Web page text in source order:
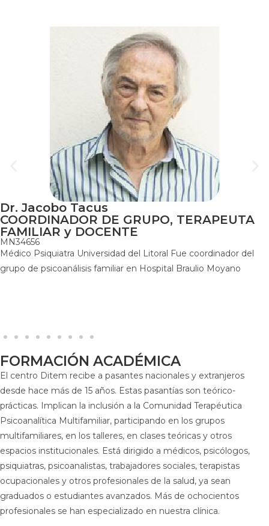
Dr. Jacobo Tacus
COORDINADOR DE GRUPO, TERAPEUTA
FAMILIAR y DOCENTE
MN34656
Médico Psiquiatra Universidad del Litoral Fue coordinador del
grupo de psicoanálisis familiar en Hospital Braulio Moyano
FORMACIÓN ACADÉMICA
El centro Ditem recibe a pasantes nacionales y extranjeros
desde hace más de 15 años. Estas pasantías son teórico-
prácticas. Implican la inclusión a la Comunidad Terapéutica
Psicoanalítica Multifamiliar, participando en los grupos
multifamiliares, en los talleres, en clases teóricas y otros
espacios institucionales. Está dirigido a médicos, psicólogos,
psiquiatras, psicoanalistas, trabajadores sociales, terapistas
ocupacionales y otros profesionales de la salud, ya sean
graduados o estudiantes avanzados. Más de ochocientos
profesionales se han especializado en nuestra clínica.